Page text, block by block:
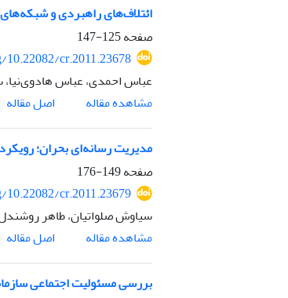
ائتلاف‌های راهبردی و
صفحه125-147
cr.2011.23678
عباس احمدی، عباس هادوی‌نیا،
مشاهده مقاله
اصل مقاله
مدیریت رسانه‌ای بحران؛
صفحه149-176
cr.2011.23679
سیاوش صلواتیان، طاهر
مشاهده مقاله
اصل مقاله
بررسی مسئولیت اجتماعی